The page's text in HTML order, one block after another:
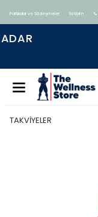
Politikalar ve Sözleşmeler İletişim
Tüm
TAKVİYELER